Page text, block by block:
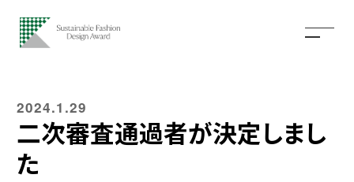
2024.1.29
二次審査通過者が決定しまし
た